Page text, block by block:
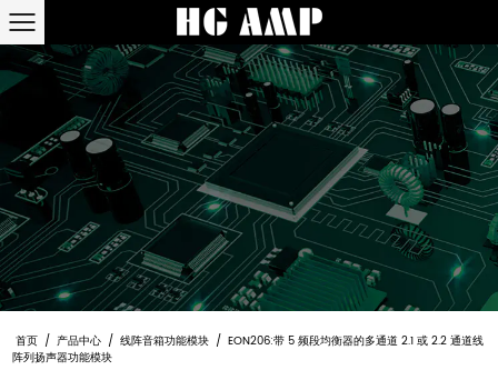
首页 / 产品中心 / 线阵音箱功能模块 / EON206:带 5 频段均衡器的多通道 2.1 或 2.2 通道线
阵列扬声器功能模块